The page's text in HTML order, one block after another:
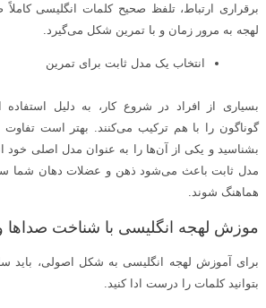
برقراری ارتباط، تلفظ صحیح کلمات انگلیسی
لهجه به مرور زمان و با تمرین شکل می‌گیرد.
انتخاب یک مدل ثابت برای تمرین
بسیاری از افراد در شروع کار، به دلیل استفاده
گوناگون را با هم ترکیب می‌کنند. بهتر است تفاوت
بشناسید و یکی از آن‌ها را به عنوان مدل اصلی خود
مدل ثابت باعث می‌شود ذهن و عضلات دهان شما
هماهنگ شوند.
موزش لهجه انگلیسی با شناخت صداها
برای آموزش لهجه انگلیسی به شکل اصولی، باید
بتوانید کلمات را درست ادا کنید.